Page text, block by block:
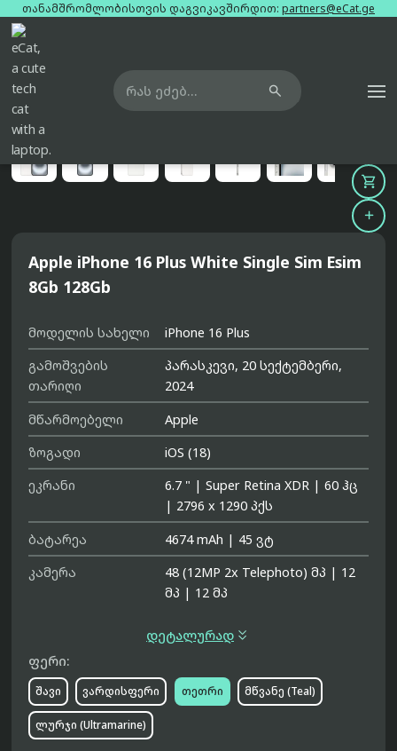
თანამშრომლობისთვის დაგვიკავშირდით: partners@eCat.ge

მთავარი ტელეფონები

Apple iPhone 16 Plus White Single Sim Esim
8Gb 128Gb
მოდელის სახელი
iPhone 16 Plus
გამოშვების
თარიღი
პარასკევი, 20 სექტემბერი,
2024
მწარმოებელი
Apple
ზოგადი
iOS (18)
ეკრანი
6.7 " | Super Retina XDR| 60 ჰც
| 2796 x 1290 პქს
ბატარეა
4674 mAh | 45 ვტ
კამერა
48 (12MP 2x Telephoto) მპ | 12
მპ | 12 მპ
დეტალურად 
ფერი:
შავი ვარდისფერი თეთრი მწვანე (Teal)
ლურჯი (Ultramarine)

